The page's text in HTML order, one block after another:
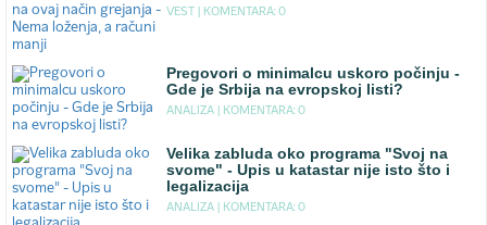
VEST | KOMENTARA: 0
Pregovori o minimalcu uskoro počinju -
Gde je Srbija na evropskoj listi?
ANALIZA | KOMENTARA: 0
Velika zabluda oko programa "Svoj na
svome" - Upis u katastar nije isto što i
legalizacija
ANALIZA | KOMENTARA: 0